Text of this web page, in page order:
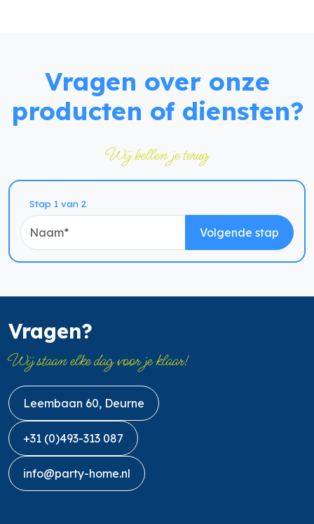
Vragen over onze
producten of diensten?
Wij bellen je terug
Stap 1 van 2
Naam
Volgende stap
Vragen?
Wij staan elke dag voor je klaar!
Leembaan 60, Deurne
+31 (0)493-313 087
info@party-home.nl